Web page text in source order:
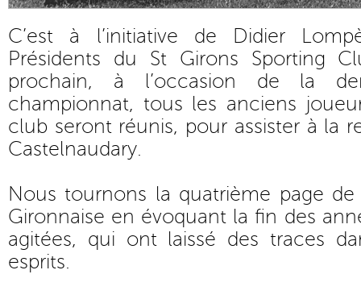
C’est à l’initiative de Didier
Présidents du St Girons Sporting
prochain, à l’occasion de la
championnat, tous les anciens
club seront réunis, pour assister à la
Castelnaudary.
Nous tournons la quatrième page
Gironnaise en évoquant la fin des
agitées, qui ont laissé des traces
esprits.